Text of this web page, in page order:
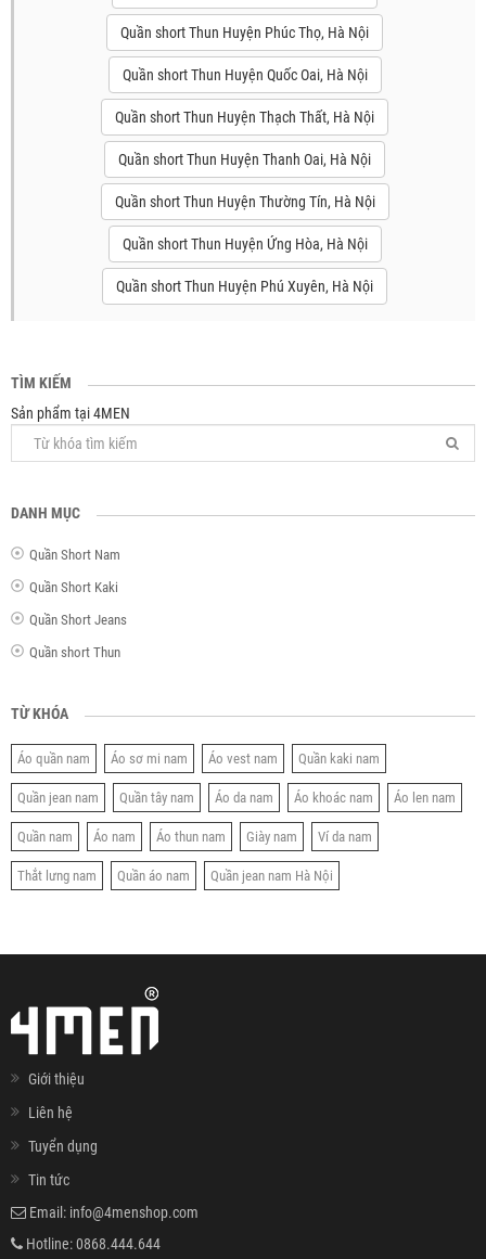
Quần short Thun Huyện Phúc Thọ, Hà Nội
Quần short Thun Huyện Quốc Oai, Hà Nội
Quần short Thun Huyện Thạch Thất, Hà Nội
Quần short Thun Huyện Thanh Oai, Hà Nội
Quần short Thun Huyện Thường Tín, Hà Nội
Quần short Thun Huyện Ứng Hòa, Hà Nội
Quần short Thun Huyện Phú Xuyên, Hà Nội
TÌM KIẾM
Sản phẩm tại 4MEN
DANH MỤC
Quần Short Nam
Quần Short Kaki
Quần Short Jeans
Quần short Thun
TỪ KHÓA
Áo quần nam Áo sơ mi nam Áo vest nam Quần kaki nam
Quần jean nam Quần tây nam Áo da nam Áo khoác nam Áo len nam
Quần nam Áo nam Áo thun nam Giày nam Ví da nam
Thắt lưng nam Quần áo nam Quần jean nam Hà Nội
Giới thiệu
Liên hệ
Tuyển dụng
Tin tức
Email: info@4menshop.com
Hotline:0868.444.644